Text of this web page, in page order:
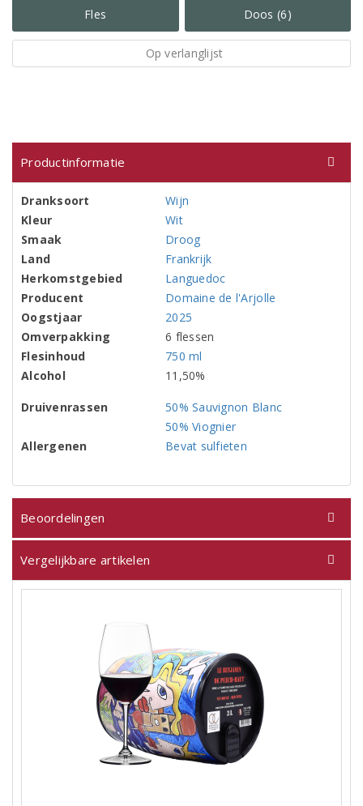
Fles Doos (6)
Op verlanglijst
Productinformatie
Dranksoort
Wijn
Kleur
Wit
Smaak
Droog
Land
Frankrijk
Herkomstgebied
Languedoc
Producent
Domaine de l'Arjolle
Oogstjaar
2025
Omverpakking
6 flessen
Flesinhoud
750 ml
Alcohol
11,50%
Druivenrassen
50% Sauvignon Blanc
50% Viognier
Allergenen
Bevat sulfieten
Beoordelingen
Vergelijkbare artikelen